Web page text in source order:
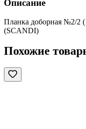
Описание
Планка доборная №2/2
(SCANDI)
Похожие